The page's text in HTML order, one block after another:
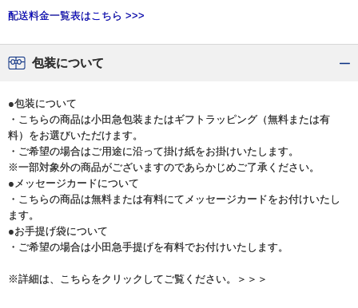
配送料金一覧表はこちら >>>
包装について
●包装について
・こちらの商品は小田急包装またはギフトラッピング（無料または有
料）をお選びいただけます。
・ご希望の場合はご用途に沿って掛け紙をお掛けいたします。
※一部対象外の商品がございますのであらかじめご了承ください。
●メッセージカードについて
・こちらの商品は無料または有料にてメッセージカードをお付けいたし
ます。
●お手提げ袋について
・ご希望の場合は小田急手提げを有料でお付けいたします。
※詳細は、こちらをクリックしてご覧ください。＞＞＞